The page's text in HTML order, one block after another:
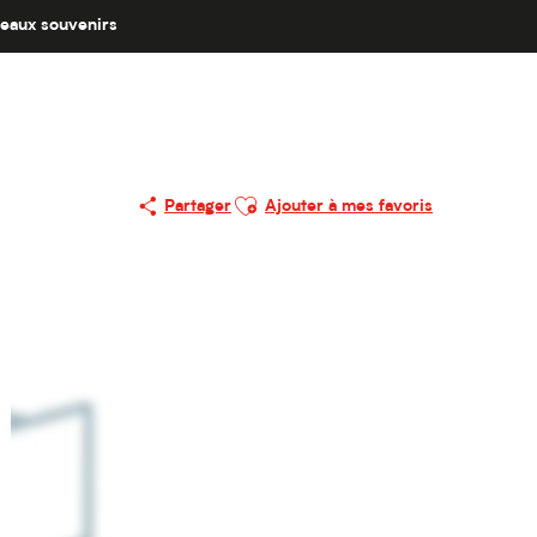
souvenirs
Partager
Ajouter aux favoris
Ajouter à mes favoris